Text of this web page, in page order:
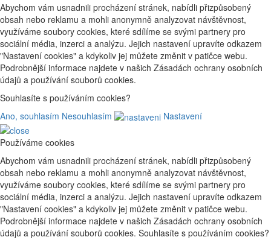
Abychom vám usnadnili procházení stránek, nabídli přizpůsobený
obsah nebo reklamu a mohli anonymně analyzovat návštěvnost,
využíváme soubory cookies, které sdílíme se svými partnery pro
sociální média, inzerci a analýzu. Jejich nastavení upravíte odkazem
"Nastavení cookies" a kdykoliv jej můžete změnit v patičce webu.
Podrobnější informace najdete v našich Zásadách ochrany osobních
údajů a používání souborů cookies.
Souhlasíte s používáním cookies?
Ano, souhlasím Nesouhlasím Nastavení
Používáme cookies
Abychom vám usnadnili procházení stránek, nabídli přizpůsobený
obsah nebo reklamu a mohli anonymně analyzovat návštěvnost,
využíváme soubory cookies, které sdílíme se svými partnery pro
sociální média, inzerci a analýzu. Jejich nastavení upravíte odkazem
"Nastavení cookies" a kdykoliv jej můžete změnit v patičce webu.
Podrobnější informace najdete v našich Zásadách ochrany osobních
údajů a používání souborů cookies. Souhlasíte s používáním cookies?